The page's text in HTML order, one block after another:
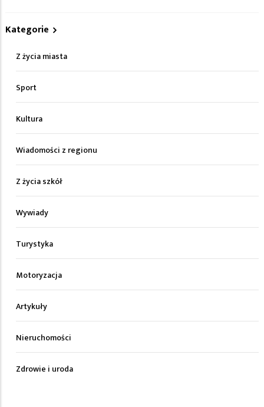
Kategorie
Z życia miasta
Sport
Kultura
Wiadomości z regionu
Z życia szkół
Wywiady
Turystyka
Motoryzacja
Artykuły
Nieruchomości
Zdrowie i uroda